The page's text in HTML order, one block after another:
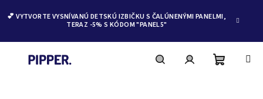
💕 VYTVORTE VYSNÍVANÚ DETSKÚ IZBIČKU S ČALÚNENÝMI PANELMI,
TERAZ -5% S KÓDOM "PANEL5"